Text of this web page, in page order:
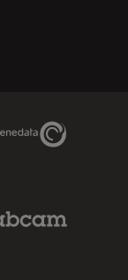
Genedata Link